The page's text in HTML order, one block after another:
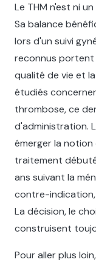
Le THM n'est ni
Sa balance
lors d'un suivi
reconnus portent
qualité de vie et
étudiés
thrombose, ce
d'administration.
émerger la
traitement
ans suivant la
contre-indication,
La décision, le
construisent
Pour aller plus